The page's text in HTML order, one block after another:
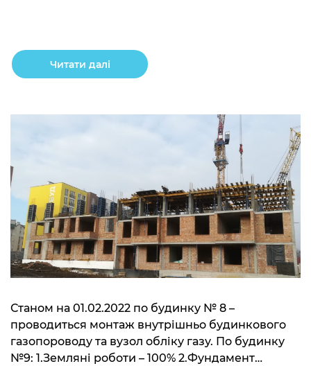
Читати далі
Станом на 01.02.2022 по будинку № 8 –
проводиться монтаж внутрішньо будинкового
газопороводу та вузол обліку газу. По будинку
№9: 1.Земляні роботи – 100% 2.Фундамент